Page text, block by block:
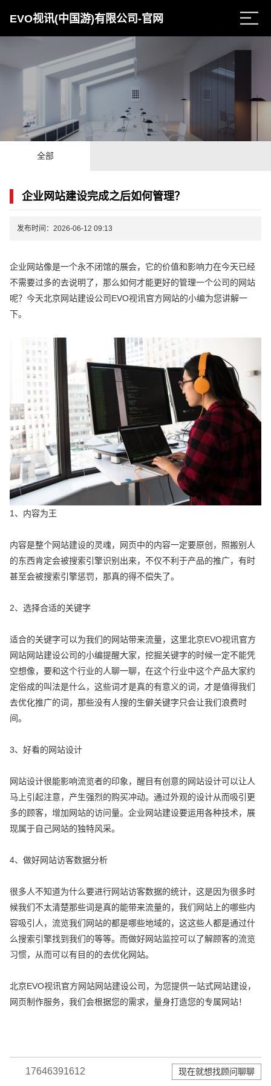
EVO视讯(中国游)有限公司-官网
全部
企业网站建设完成之后如何管理？
发布时间：2026-06-12 09:13
企业网站像是一个永不闭馆的展会，它的价值和影响力在今天已经
不需要过多的去说明了，那么如何才能更好的管理一个公司的网站
呢？今天北京网站建设公司EVO视讯官方网站的小编为您讲解一
下。
1、内容为王
内容是整个网站建设的灵魂，网页中的内容一定要原创，照搬别人
的东西肯定会被搜索引擎识别出来，不仅不利于产品的推广，有时
甚至会被搜索引擎惩罚，那真的得不偿失了。
2、选择合适的关键字
适合的关键字可以为我们的网站带来流量，这里北京EVO视讯官方
网站网站建设公司的小编提醒大家，挖掘关键字的时候一定不能凭
空想像，要和这个行业的人聊一聊，在这个行业中这个产品大家约
定俗成的叫法是什么，这些词才是真的有意义的词，才是值得我们
去优化推广的词，那些没有人搜的生僻关键字只会让我们浪费时
间。
3、好看的网站设计
网站设计很能影响流览者的印象，醒目有创意的网站设计可以让人
马上引起注意，产生强烈的购买冲动。通过外观的设计从而吸引更
多的顾客，增加网站的访问量。企业网站建设要运用各种技术，展
现属于自己网站的独特风采。
4、做好网站访客数据分析
很多人不知道为什么要进行网站访客数据的统计，这是因为很多时
候我们不太清楚那些词是真的能带来流量的，我们网站上的哪些内
容吸引人，流览我们网站的都是哪些地域的，这这些人都是通过什
么搜索引擎找到我们的等等。而做好网站监控可以了解顾客的流览
习惯，从而可以有目的的去优化网站。
北京EVO视讯官方网站网站建设公司，为您提供一站式网站建设，
网页制作服务，我们会根据您的需求，量身打造您的专属网站！
17646391612 现在就想找顾问聊聊